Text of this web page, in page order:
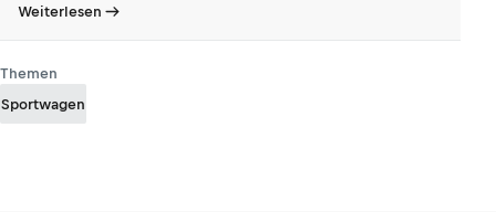
Weiterlesen
Themen
Sportwagen